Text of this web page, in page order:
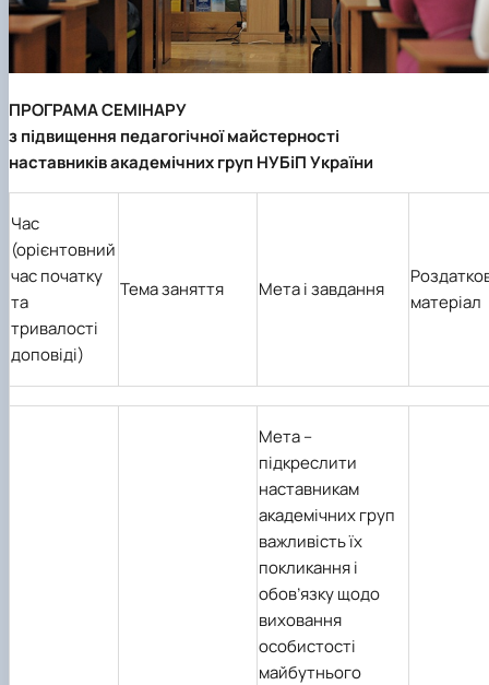
ПРОГРАМА СЕМІНАРУ
з підвищення педагогічної майстерності
наставників академічних груп НУБіП України
Час
(орієнтовний
час початку
та
тривалості
доповіді)
Тема заняття Мета і завдання
матеріал
Мета–
підкреслити
наставникам
академічних груп
важливість їх
покликання і
обов’язку щодо
виховання
особистості
майбутнього